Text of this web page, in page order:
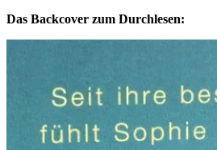
Das Backcover zum Durchlesen: